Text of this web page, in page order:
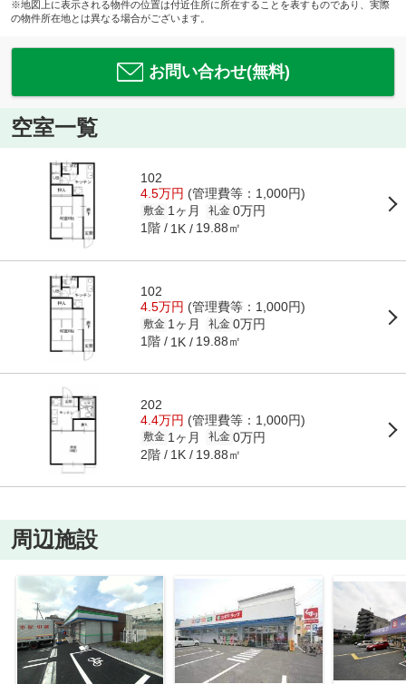
※地図上に表示される物件の位置は付近住所に所在することを表すものであり、実際
の物件所在地とは異なる場合がございます。
お問い合わせ(無料)
空室一覧
102
4.5万円 (管理費等：1,000円)
敷金 1ヶ月 礼金 0万円
1階 1K 19.88㎡
102
4.5万円 (管理費等：1,000円)
敷金 1ヶ月 礼金 0万円
1階 1K 19.88㎡
202
4.4万円 (管理費等：1,000円)
敷金 1ヶ月 礼金 0万円
2階 1K 19.88㎡
周辺施設